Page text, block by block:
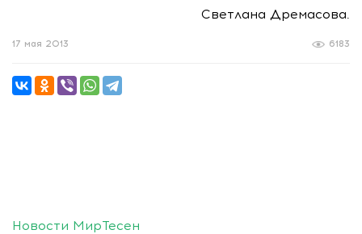
Светлана Дремасова.
6183
17 мая 2013
Новости МирТесен